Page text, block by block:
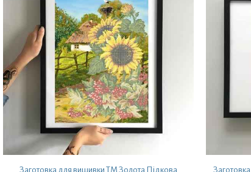
Заготовка для вишивки ТМ Золота Підкова